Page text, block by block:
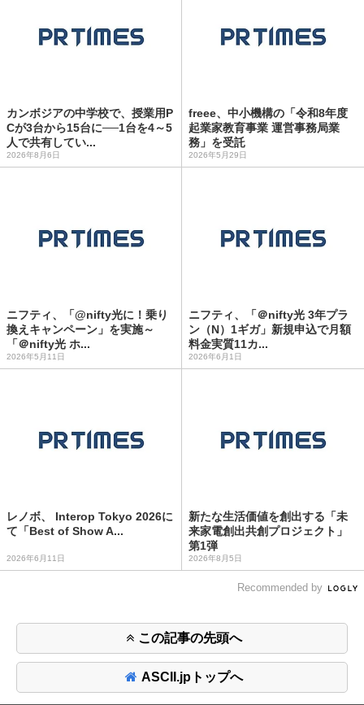
カンボジアの中学校で、授業用P
Cが3台から15台に──1台を4～5
人で共有してい...
2026年8月6日
freee、中小機構の「令和8年度
起業家教育事業 運営事務局業
務」を受託
2026年5月29日
ニフティ、「@nifty光に！乗り
換えキャンペーン」を実施～
「＠nifty光 ホ...
2026年5月11日
ニフティ、「＠nifty光 3年プラ
ン（N）1ギガ」新規申込で月額
料金実質11カ...
2026年6月1日
レノボ、 Interop Tokyo 2026に
て「Best of Show A...
2026年6月11日
新たな生活価値を創出する「未
来家電創出共創プロジェクト」
第1弾
2026年8月5日
Recommended by
この記事の先頭へ
ASCII.jpトップへ